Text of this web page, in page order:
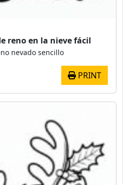
reno en la nieve fácil
nevado sencillo
PRINT